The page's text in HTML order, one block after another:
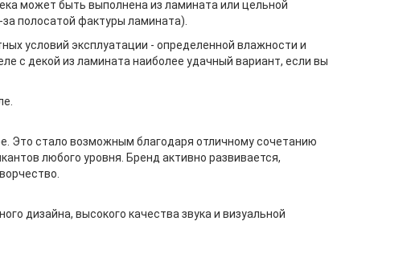
может быть выполнена из ламината или цельной
полосатой фактуры ламината).
условий эксплуатации - определенной влажности и
с декой из ламината наиболее удачный вариант, если вы
Это стало возможным благодаря отличному сочетанию
любого уровня. Бренд активно развивается,
дизайна, высокого качества звука и визуальной